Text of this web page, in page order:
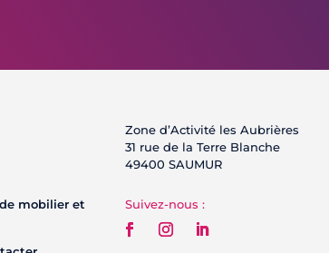
mobilier et
Zone d’Activité les Aubrières
31 rue de la Terre Blanche
49400 SAUMUR
Suivez-nous :